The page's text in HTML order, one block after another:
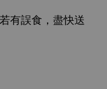
有誤食，盡快送